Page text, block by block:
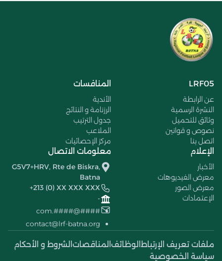
LRF05
عن الرابطة
النشرة الرسمية
وثائق للتحميل
نصوص و قوانين
اتصل بنا
المنافسات
الأندية
الرزنامة و النتائج
جدول الترتيب
الملاعب
مركز الإحصائيات
الإعلام
الأخبار
معرض الفيديوهات
معرض الصور
الإعتمادات
معلومات الاتصال
G5V7+HRV, Rte de Biskra,
Batna
+213 (0) XX XXX XXX
-
####@####.com
contact@lrf-batna.org
ملفات تعريف الإرتباط الوظائف المناقصات الشروط و الأحكام
سياسة الخصوصية